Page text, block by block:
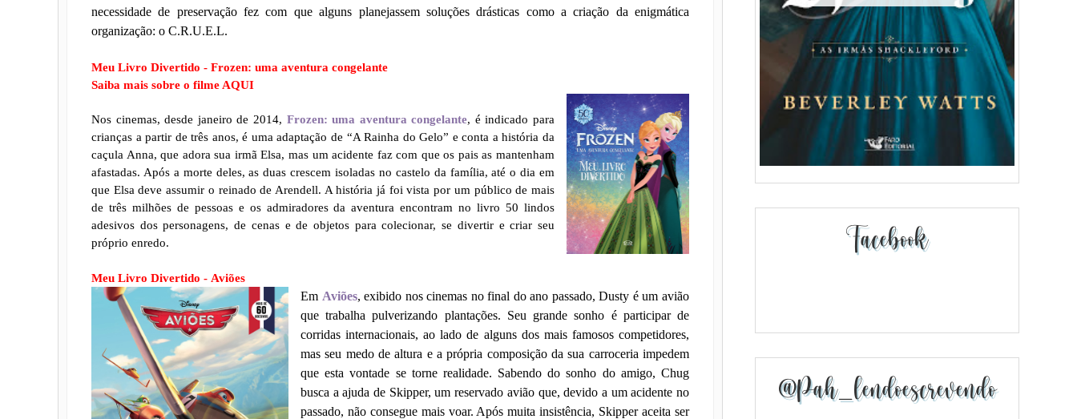
necessidade de preservação fez com que alguns planejassem soluções drásticas como a criação da enigmática
organização: o C.R.U.E.L.
Meu Livro Divertido - Frozen: uma aventura congelante
Saiba mais sobre o filme AQUI
Nos cinemas, desde janeiro de 2014, Frozen: uma aventura congelante, é indicado para
crianças a partir de três anos, é uma adaptação de “A Rainha do Gelo” e conta a história da
caçula Anna, que adora sua irmã Elsa, mas um acidente faz com que os pais as mantenham
afastadas. Após a morte deles, as duas crescem isoladas no castelo da família, até o dia em
que Elsa deve assumir o reinado de Arendell. A história já foi vista por um público de mais
de três milhões de pessoas e os admiradores da aventura encontram no livro 50 lindos
adesivos dos personagens, de cenas e de objetos para colecionar, se divertir e criar seu
próprio enredo.
Meu Livro Divertido - Aviões
Em Aviões, exibido nos cinemas no final do ano passado, Dusty é um avião
que trabalha pulverizando plantações. Seu grande sonho é participar de
corridas internacionais, ao lado de alguns dos mais famosos competidores,
mas seu medo de altura e a própria composição da sua carroceria impedem
que esta vontade se torne realidade. Sabendo do sonho do amigo, Chug
busca a ajuda de Skipper, um reservado avião que, devido a um acidente no
passado, não consegue mais voar. Após muita insistência, Skipper aceita ser
Facebook
@pah_lendoescrevendo